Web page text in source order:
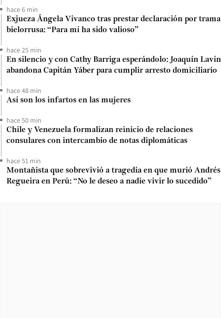
hace 6 min
Exjueza Ángela Vivanco tras prestar declaración por trama
bielorrusa: “Para mí ha sido valioso”
hace 25 min
En silencio y con Cathy Barriga esperándolo: Joaquín Lavín
abandona Capitán Yáber para cumplir arresto domiciliario
hace 48 min
Así son los infartos en las mujeres
hace 50 min
Chile y Venezuela formalizan reinicio de relaciones
consulares con intercambio de notas diplomáticas
hace 51 min
Montañista que sobrevivió a tragedia en que murió Andrés
Regueira en Perú: “No le deseo a nadie vivir lo sucedido”